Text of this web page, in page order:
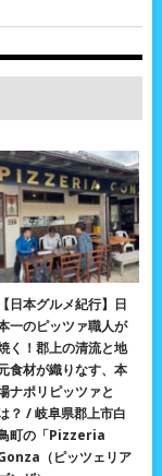
【日本グルメ紀行】日
一のピッツァ職人が
く！郡上の清流と地
食材が織りなす、本
ナポリピッツァと
？ / 岐阜県郡上市白
町の「Pizzeria
（ピッツェリア